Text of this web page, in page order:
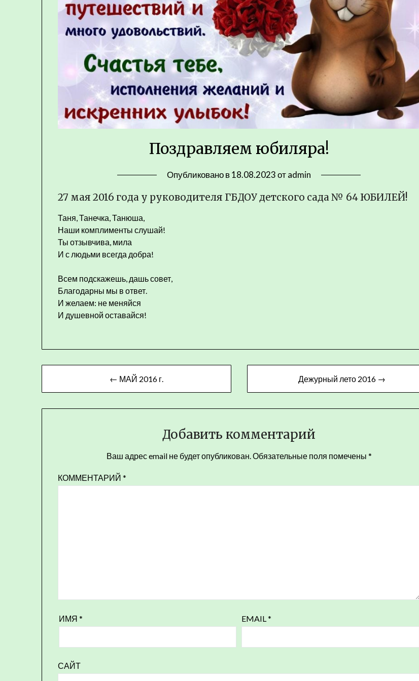
Поздравляем юбиляра!
Опубликовано в18.08.2023отadmin
27 мая 2016 года у руководителя ГБДОУ детского сада № 64 ЮБИЛЕЙ!
Таня, Танечка, Танюша,
Наши комплименты слушай!
Ты отзывчива, мила
И с людьми всегда добра!
Всем подскажешь, дашь совет,
Благодарны мы в ответ.
И желаем: не меняйся
И душевной оставайся!
по
записям
← МАЙ 2016 г. Дежурный лето 2016 →
Добавить комментарий
Ваш адрес email не будет опубликован.Обязательные поля помечены *
КОММЕНТАРИЙ*
ИМЯ* EMAIL*
САЙТ